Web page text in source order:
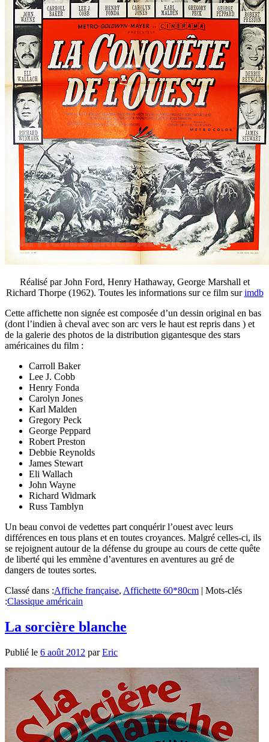
Réalisé par John Ford, Henry Hathaway, George Marshall et
Richard Thorpe (1962). Toutes les informations sur ce film surimdb
Cette affichette non signée est composée d’un dessin original en bas
(dont l’indien à cheval avec son arc vers le haut est repris dans ) et
de la galerie des photos de la distribution gigantesque des stars
américaines du film :
Carroll Baker
Lee J. Cobb
Henry Fonda
Carolyn Jones
Karl Malden
Gregory Peck
George Peppard
Robert Preston
Debbie Reynolds
James Stewart
Eli Wallach
John Wayne
Richard Widmark
Russ Tamblyn
Un beau convoi de vedettes part conquérir l’ouest avec leurs
différences en tous plans et en toutes croyances. Malgré celles-ci, ils
se rejoignent autour de la défense du groupe au cours de cette quête
de liberté qui les emmène d’aventures en aventures au gré de
dangers de toutes sortes.
Classé dans :Affiche française, Affichette 60*80cm | Mots-clés
:Classique américain
La sorcière blanche
Publié le 6 août 2012 parEric